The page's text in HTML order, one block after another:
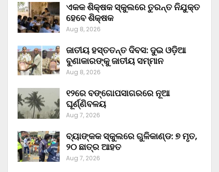
ଏକକ ଶିକ୍ଷକ ସ୍କୁଲରେ ତୁରନ୍ତ ନିଯୁକ୍ତ
ହେବେ ଶିକ୍ଷକ
Aug 8, 2026
ଜାତୀୟ ହସ୍ତତନ୍ତ ଦିବସ: ଦୁଇ ଓଡ଼ିଆ
ବୁଣାକାରଙ୍କୁ ଜାତୀୟ ସମ୍ମାନ
Aug 8, 2026
୧୨ରେ ବଙ୍ଗୋପସାଗରରେ ନୂଆ
ଘୂର୍ଣ୍ଣିବଳୟ
Aug 7, 2026
ବ୍ୟାଙ୍କକ ସ୍କୁଲରେ ଗୁଳିକାଣ୍ଡ: ୭ ମୃତ,
୨୦ ଛାତ୍ର ଆହତ
Aug 7, 2026